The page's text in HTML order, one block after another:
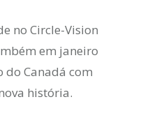
no Circle-Vision
em janeiro
do Canadá com
história.